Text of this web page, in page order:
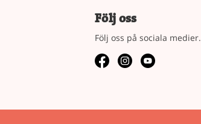
Följ oss
Följ oss på sociala medier.